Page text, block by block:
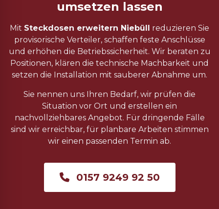
umsetzen lassen
Mit Steckdosen erweitern Niebüll reduzieren Sie
provisorische Verteiler, schaffen feste Anschlüsse
und erhöhen die Betriebssicherheit. Wir beraten zu
Positionen, klären die technische Machbarkeit und
setzen die Installation mit sauberer Abnahme um.
Sie nennen uns Ihren Bedarf, wir prüfen die
Situation vor Ort und erstellen ein
nachvollziehbares Angebot. Für dringende Fälle
sind wir erreichbar, für planbare Arbeiten stimmen
wir einen passenden Termin ab.
0157 9249 92 50